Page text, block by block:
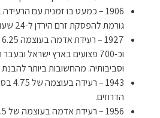
1906 – כמעט בו זמנית עם
גורמת להפסקת זרם הירדן ל-24 שעות.
וכ-700 פצועים בארץ ישראל
וסביבותיה. מהחשובות ביותר
1943
הדרוזים.